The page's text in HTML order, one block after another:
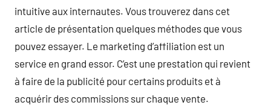
intuitive aux internautes. Vous trouverez dans cet
article de présentation quelques méthodes que vous
pouvez essayer. Le marketing d’affiliation est un
service en grand essor. C’est une prestation qui revient
à faire de la publicité pour certains produits et à
acquérir des commissions sur chaque vente.